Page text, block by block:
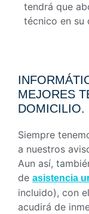
tendrá que
técnico en su
MEJORES
DOMICILIO.
Siempre
a nuestros
Aun así,
de asistencia
incluido), con
acudirá de